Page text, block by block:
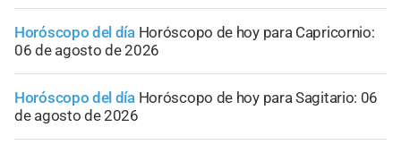
Horóscopo del día Horóscopo de hoy para Capricornio:
06 de agosto de 2026
Horóscopo del día Horóscopo de hoy para Sagitario: 06
de agosto de 2026